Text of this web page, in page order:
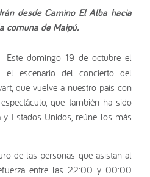
desde Camino El Alba hacia
comuna de Maipú.
Este domingo 19 de octubre el
el escenario del concierto del
que vuelve a nuestro país con
que también ha sido
y Estados Unidos, reúne los más
de las personas que asistan al
entre las 22:00 y 00:00